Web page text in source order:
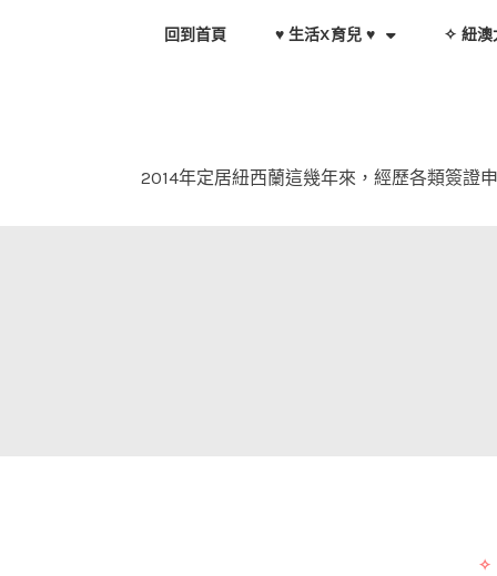
回到首頁 ♥ 生活X育兒 ♥ ✧ 紐澳
2014年定居紐西蘭這幾年來，經歷各類簽證
✧